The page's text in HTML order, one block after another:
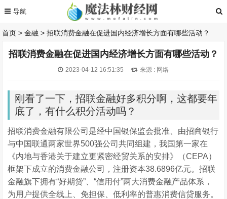
首页 >金融 >招联消费金融在促进国内经济增长方面有哪些活动？
招联消费金融在促进国内经济增长方面有哪些活动？
2023-04-12 16:51:35 来源 : 网络
刚看了一下，招联金融好多积分啊，这都要年
底了，有什么积分活动吗？
招联消费金融有限公司是经中国银保监会批准、由招商银行
与中国联通两家世界500强公司共同组建，我国第一家在
《内地与香港关于建立更紧密经贸关系的安排》（CEPA）
框架下成立的消费金融公司，注册资本38.6896亿元。招联
金融旗下拥有“好期贷”、“信用付”两大消费金融产品体系，
为用户提供全线上、免担保、低利率的普惠消费信贷服务。